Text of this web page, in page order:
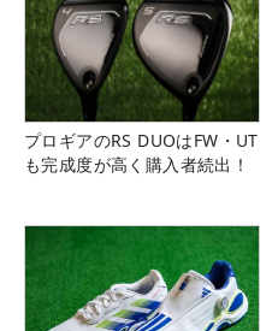
プロギアのRS DUOはFW・UT
も完成度が高く購入者続出！